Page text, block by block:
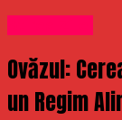
Ovăzul:
un Regim